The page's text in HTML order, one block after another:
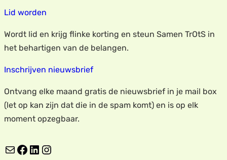
Lid worden
Wordt lid en krijg flinke korting en steun Samen TrOtS in
het behartigen van de belangen.
Inschrijven nieuwsbrief
Ontvang elke maand gratis de nieuwsbrief in je mail box
(let op kan zijn dat die in de spam komt) en is op elk
moment opzegbaar.
E-mail Facebook LinkedIn Instagram